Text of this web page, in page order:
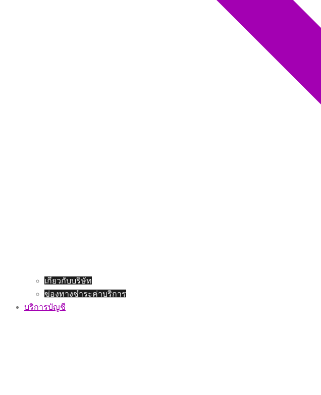
เกี่ยวกับบริษัท
ข่องทางชำระค่าบริการ
บริการบัญชี